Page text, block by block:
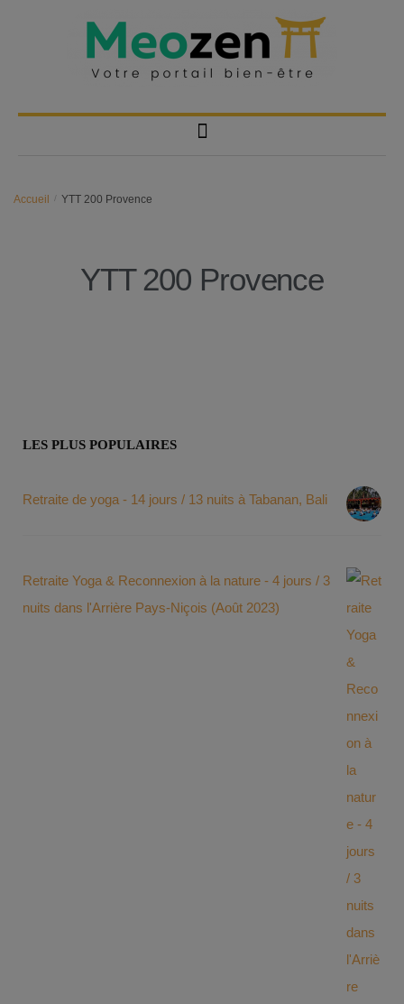
Accueil / YTT 200 Provence
YTT 200 Provence
LES PLUS POPULAIRES
Retraite de yoga - 14 jours / 13 nuits à Tabanan, Bali
Retraite Yoga & Reconnexion à la nature - 4 jours / 3
nuits dans l'Arrière Pays-Niçois (Août 2023)